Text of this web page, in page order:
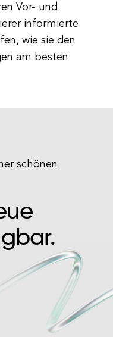
Vor- und
informierte
wie sie den
am besten
schönen